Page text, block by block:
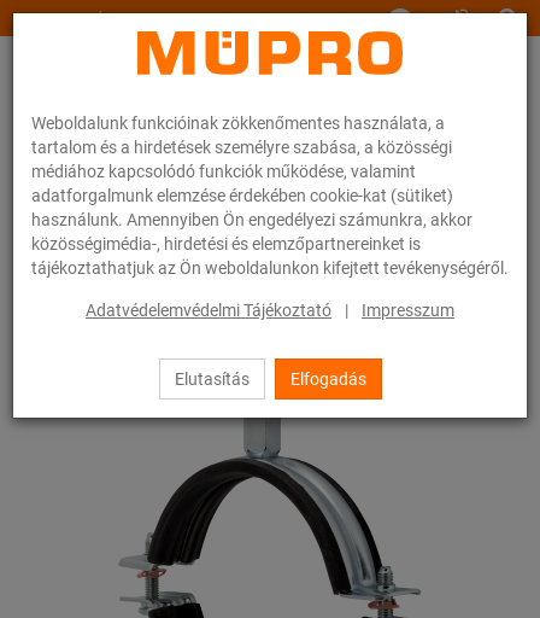
Weboldalunk funkcióinak zökkenőmentes használata, a
tartalom és a hirdetések személyre szabása, a közösségi
médiához kapcsolódó funkciók működése, valamint
adatforgalmunk elemzése érdekében cookie-kat (sütiket)
használunk. Amennyiben Ön engedélyezi számunkra, akkor
közösségimédia-, hirdetési és elemzőpartnereinket is
tájékoztathatjuk az Ön weboldalunkon kifejtett tevékenységéről.
Adatvédelemvédelmi Tájékoztató | Impresszum
Elutasítás Elfogadás
www.muepro.hu
Webáruhàz Rögzítéstechnika Csőbilincsek Csavaros csőbilincsek
27 / 54